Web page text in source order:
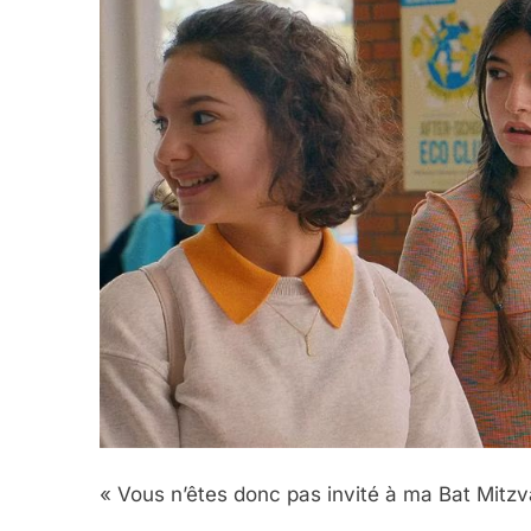
« Vous n’êtes donc pas invité à ma Bat